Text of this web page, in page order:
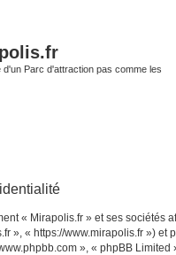
d'un Parc d'attraction pas comme les
« Mirapolis.fr » et ses sociétés
», « https://www.mirapolis.fr ») et
», « phpBB